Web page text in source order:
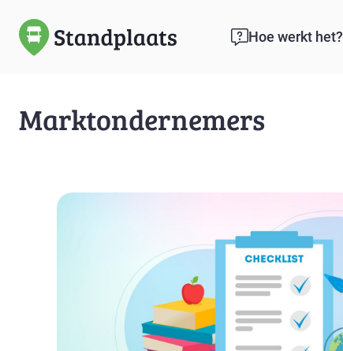
Hoe werkt het?
Marktondernemers